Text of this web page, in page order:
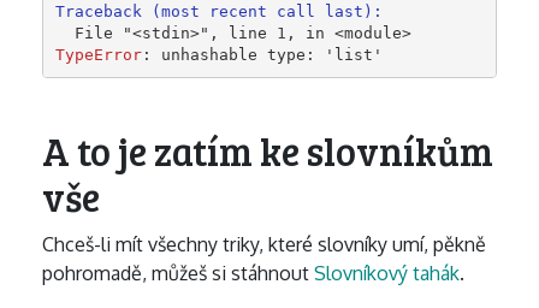
Traceback (most recent call last):
  File
"<stdin>" , line 1 , in <module>
TypeError: unhashable type: 'list'
A to je zatím ke slovníkům
vše
Chceš-li mít všechny triky, které slovníky umí, pěkně
pohromadě, můžeš si stáhnout Slovníkový tahák.